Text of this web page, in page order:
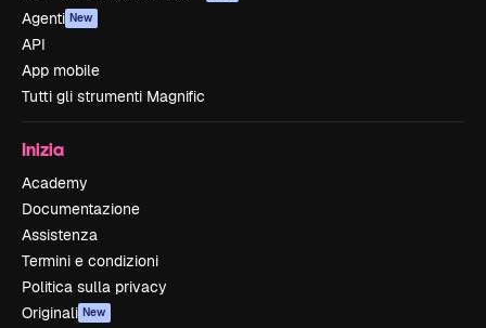
Agenti New
API
App mobile
Tutti gli strumenti Magnific
Inizia
Academy
Documentazione
Assistenza
Termini e condizioni
Politica sulla privacy
Originali New